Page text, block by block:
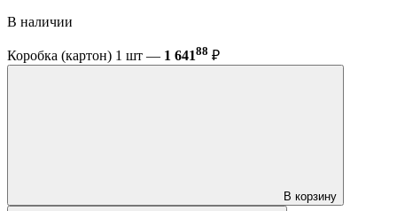
В наличии
Коробка (картон) 1 шт — 1 64188 ₽
В корзину